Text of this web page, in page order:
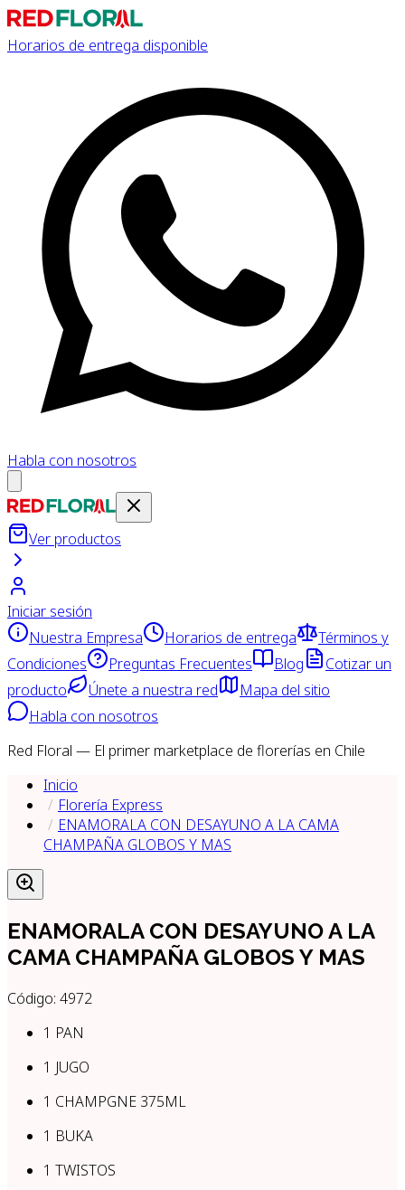
Horarios de entrega disponible
Habla con nosotros
Ver productos
Iniciar sesión
Nuestra Empresa
Horarios de entrega
Términos y
Condiciones
Preguntas Frecuentes Blog
Cotizar un
producto
Únete a nuestra red
Mapa del sitio
Habla con nosotros
Red Floral — El primer marketplace de florerías en Chile
Inicio
Florería Express
ENAMORALA CON DESAYUNO A LA CAMA
CHAMPAÑA GLOBOS Y MAS
ENAMORALA CON DESAYUNO A LA
CAMA CHAMPAÑA GLOBOS Y MAS
Código: 4972
1 PAN
1 JUGO
1 CHAMPGNE 375ML
1 BUKA
1 TWISTOS